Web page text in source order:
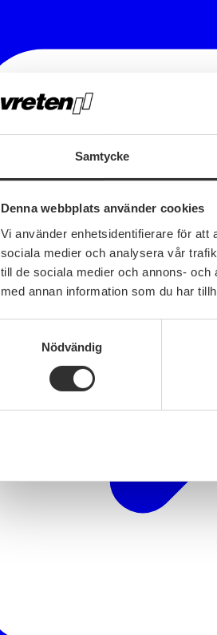
Samtycke
Denna webbplats använder cookies
Vi använder enhetsidentifierare för att
sociala medier och analysera vår
till de sociala medier och annons-
med annan information som du har
Nödvändig